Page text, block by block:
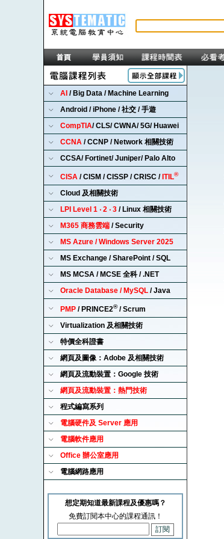
AI / Big Data / Machine Learning
Android / iPhone / 社交 / 手遊
CompTIA/ CLS/ CWNA/ 5G/ Huawei
CCNA / CCNP / Network 相關技術
CCSA/ Fortinet/ Juniper/ Palo Alto
CISA / CISM / CISSP / CRISC / ITIL®
Cloud 及相關技術
LPI Level 1 ‧ 2 ‧ 3 / Linux 相關技術
M365 商務雲端 / Security
MS Azure / Windows Server 2025
MS Exchange / SharePoint / SQL
MS MCSA / MCSE 全科 / .NET
Oracle Database / MySQL / Java
PMP / PRINCE2®/ Scrum
Virtualization 及相關技術
特價全科證書
網頁及圖像：Adobe 及相關技術
網頁及流動裝置：Google 技術
網頁及流動裝置：熱門技術
程式編寫系列
電腦硬件及 Server 應用
電腦軟件應用
Office 辦公室應用
電腦網路應用
想定期知道最新課程及優惠嗎？
免費訂閱本中心的課程通訊！